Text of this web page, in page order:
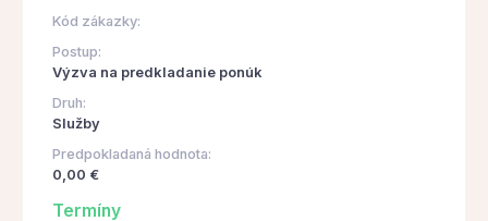
Kód zákazky:
Postup:
Výzva na predkladanie ponúk
Druh:
Služby
Predpokladaná hodnota:
0,00 €
Termíny